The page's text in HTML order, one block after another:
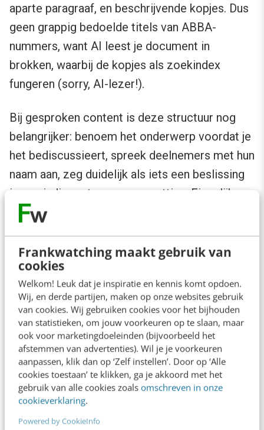
Frankwatching maakt gebruik van
cookies
Welkom! Leuk dat je inspiratie en kennis komt opdoen.
Wij, en derde partijen, maken op onze websites gebruik
van cookies. Wij gebruiken cookies voor het bijhouden
van statistieken, om jouw voorkeuren op te slaan, maar
ook voor marketingdoeleinden (bijvoorbeeld het
afstemmen van advertenties). Wil je je voorkeuren
aanpassen, klik dan op ‘Zelf instellen’. Door op ‘Alle
cookies toestaan’ te klikken, ga je akkoord met het
gebruik van alle cookies zoals omschreven in onze
cookieverklaring.
Powered by CookieInfo
aparte paragraaf, en beschrijvende kopjes. Dus
geen grappig bedoelde titels van ABBA-
nummers, want AI leest je document in
brokken, waarbij de kopjes als zoekindex
fungeren (sorry, AI-lezer!).
Bij gesproken content is deze structuur nog
belangrijker: benoem het onderwerp voordat je
het bediscussieert, spreek deelnemers met hun
naam aan, zeg duidelijk als iets een beslissing
is en eindig met een samenvatting. Eigenlijk
zou dit niets nieuws moeten zijn, want zo maak
methuman intelligence.
4. Gimme, gimme, gimme: zoeken
Diehumansgebruiken ondertussen wel vaak
eenAI-chatbotom informatie te vinden. Maar
Mikael Svensonvindt dat er nog leven zit in de
goede oude zoekmachine. Zoeken en chat zijn
volgens hem namelijk één doorlopende
zoeklus.